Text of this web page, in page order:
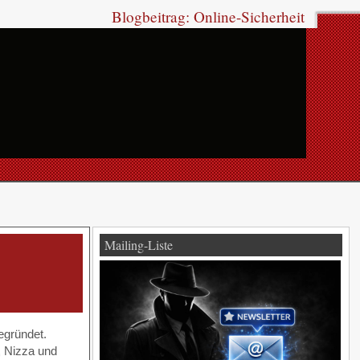
Blogbeitrag: Online-Sicherheit
Nizza und
Mailing-Liste